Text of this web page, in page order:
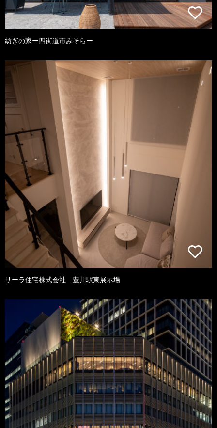
紡ぎの家ー四街道市みそらー
サーラ住宅株式会社 豊川駅東展示場